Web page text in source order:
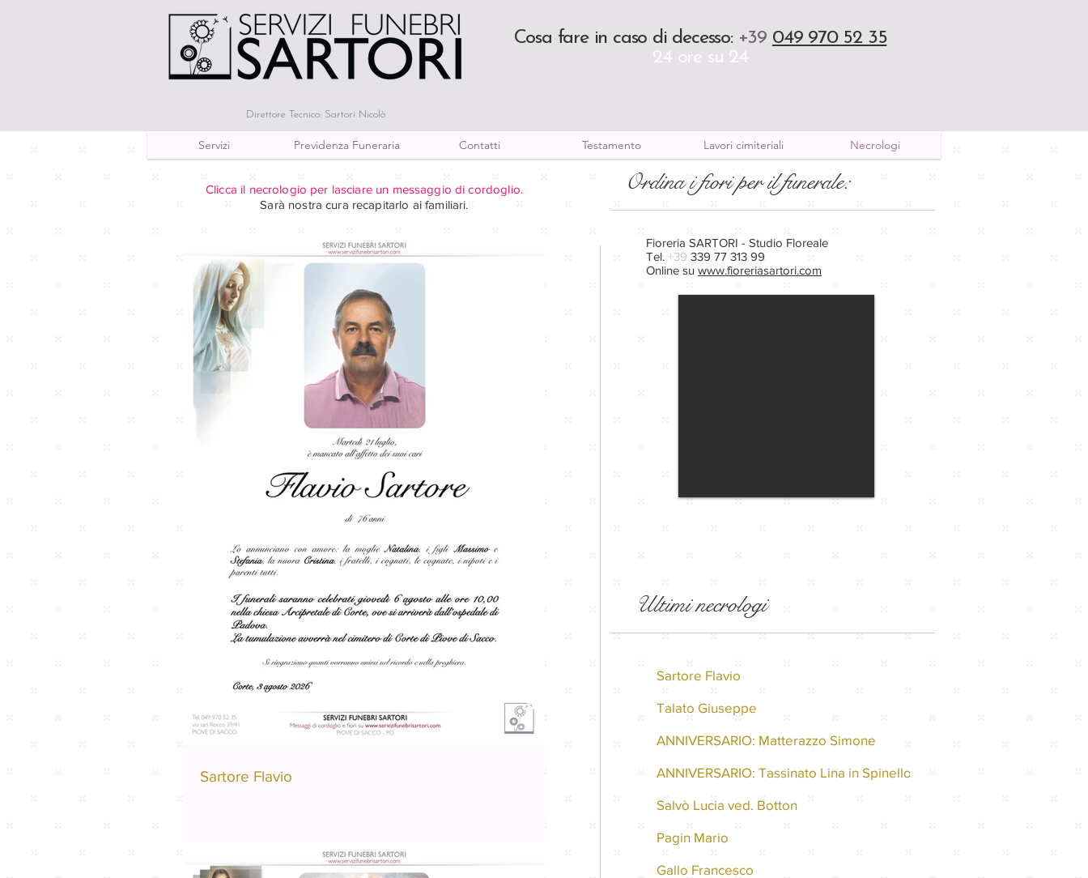
Cosa fare in caso di decesso: +39 049 970 52 35
24 ore su 24
Direttore Tecnico: Sartori Nicolò
Servizi Previdenza Funeraria Contatti Testamento Lavori cimiteriali Necrologi
Clicca il necrologio per lasciare un messaggio di cordoglio.
Sarà nostra cura recapitarlo ai familiari.
Sartore Flavio
Ordina i fiori per il funerale:
Fioreria SARTORI - Studio Floreale
Tel. +39 339 77 313 99
Online su www.fioreriasartori.com
Ultimi necrologi
Sartore Flavio
Talato Giuseppe
ANNIVERSARIO: Matterazzo Simone
ANNIVERSARIO: Tassinato Lina in Spinello
Salvò Lucia ved. Botton
Pagin Mario
Gallo Francesco